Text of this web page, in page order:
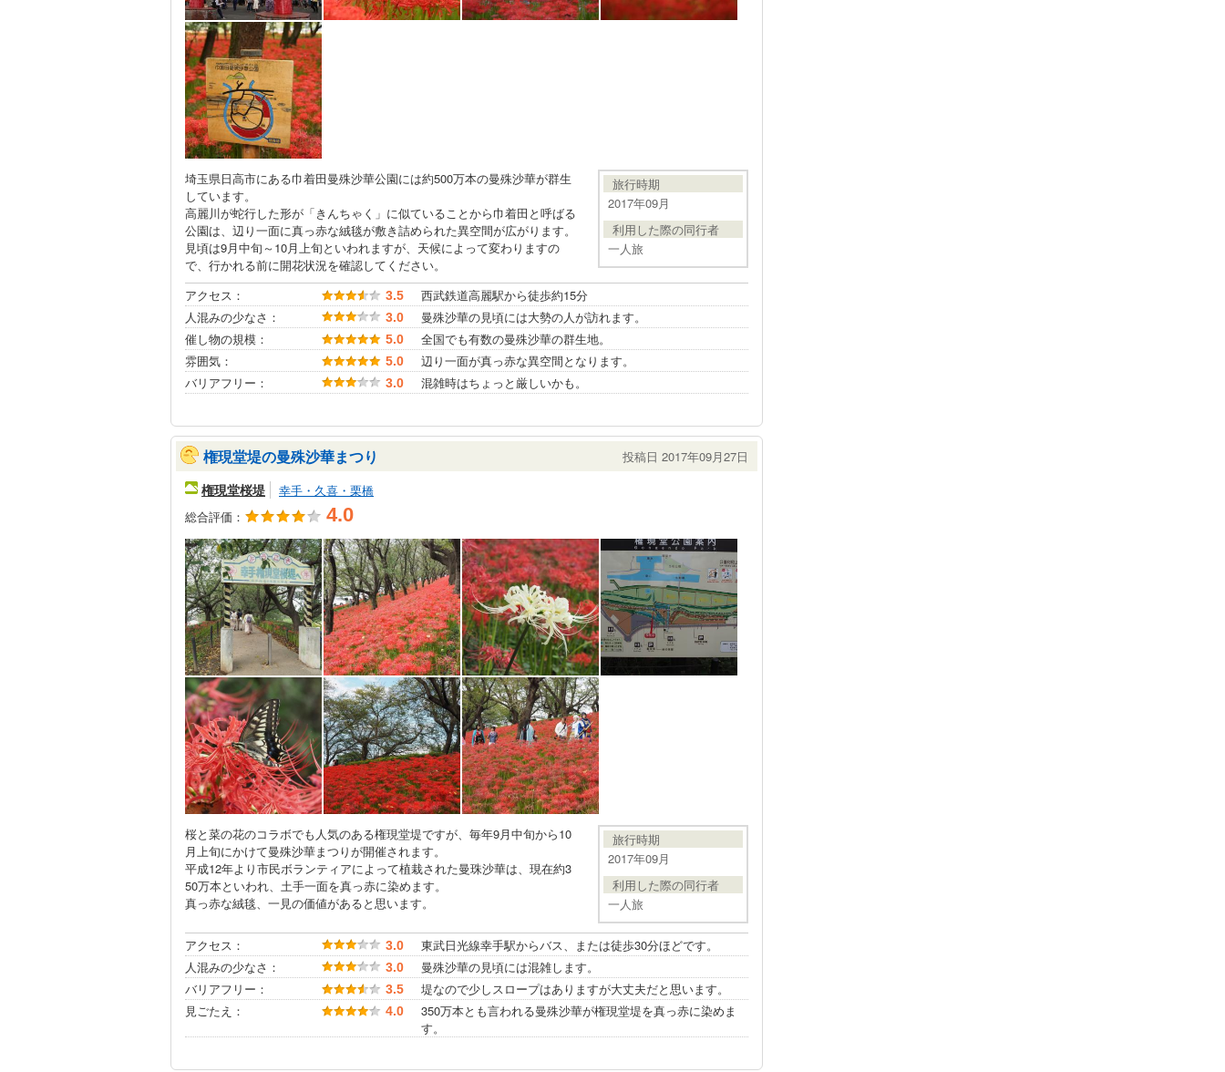
埼玉県日高市にある巾着田曼殊沙華公園には約500万本の曼殊沙華が群生
しています。
高麗川が蛇行した形が「きんちゃく」に似ていることから巾着田と呼ばる
公園は、辺り一面に真っ赤な絨毯が敷き詰められた異空間が広がります。
見頃は9月中旬～10月上旬といわれますが、天候によって変わりますの
で、行かれる前に開花状況を確認してください。
旅行時期
2017年09月
利用した際の同行者
一人旅
アクセス： 3.5
西武鉄道高麗駅から徒歩約15分
人混みの少なさ：
3.0
曼殊沙華の見頃には大勢の人が訪れます。
催し物の規模：
5.0
全国でも有数の曼殊沙華の群生地。
雰囲気：
5.0
辺り一面が真っ赤な異空間となります。
バリアフリー：
3.0 混雑時はちょっと厳しいかも。
権現堂堤の曼殊沙華まつり 投稿日 2017年09月27日
権現堂桜堤
幸手・久喜・栗橋
総合評価：
4.0
桜と菜の花のコラボでも人気のある権現堂堤ですが、毎年9月中旬から10
月上旬にかけて曼殊沙華まつりが開催されます。
平成12年より市民ボランティアによって植栽された曼珠沙華は、現在約3
50万本といわれ、土手一面を真っ赤に染めます。
真っ赤な絨毯、一見の価値があると思います。
旅行時期
2017年09月
利用した際の同行者
一人旅
アクセス： 3.0
東武日光線幸手駅からバス、または徒歩30分ほどです。
人混みの少なさ：
3.0
曼殊沙華の見頃には混雑します。
バリアフリー：
3.5
堤なので少しスロープはありますが大丈夫だと思います。
見ごたえ：
4.0
350万本とも言われる曼殊沙華が権現堂堤を真っ赤に染めま
す。